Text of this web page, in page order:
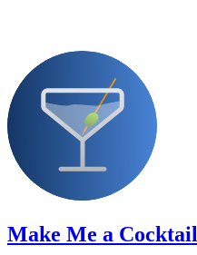
Make Me a Cocktail